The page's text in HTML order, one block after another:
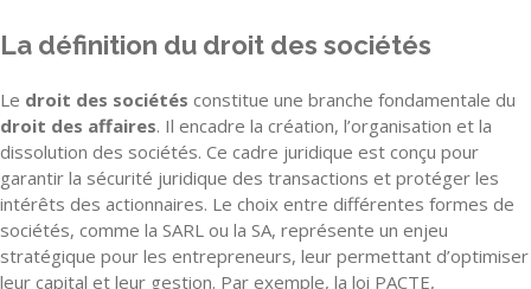
La définition du droit des sociétés
Le droit des sociétés constitue une branche fondamentale du
droit des affaires. Il encadre la création, l’organisation et la
dissolution des sociétés. Ce cadre juridique est conçu pour
garantir la sécurité juridique des transactions et protéger les
intérêts des actionnaires. Le choix entre différentes formes de
sociétés, comme la SARL ou la SA, représente un enjeu
stratégique pour les entrepreneurs, leur permettant d’optimiser
leur capital et leur gestion. Par exemple, la loi PACTE,